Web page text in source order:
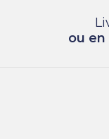
ou en